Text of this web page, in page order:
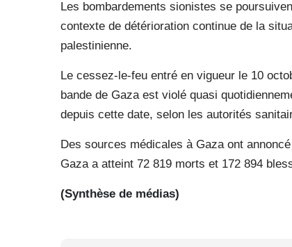
Les bombardements sionistes se
contexte de détérioration continue de la
palestinienne.
Le cessez-le-feu entré en vigueur le 10
bande de Gaza est violé quasi
depuis cette date, selon les autorités
Des sources médicales à Gaza ont
Gaza a atteint 72 819 morts et 172 894
(Synthèse de médias)